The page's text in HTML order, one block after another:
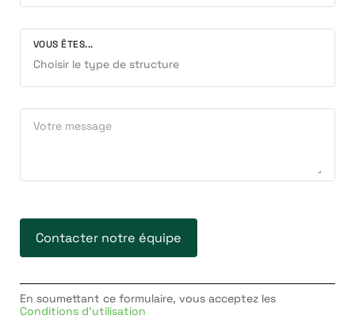
VOUS ÊTES...
En soumettant ce formulaire, vous acceptez les
Conditions d'utilisation